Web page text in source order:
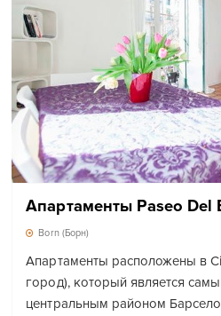
Апартаменты Paseo Del
Born (Борн)
Апартаменты расположены в
город), который является
центральным районом